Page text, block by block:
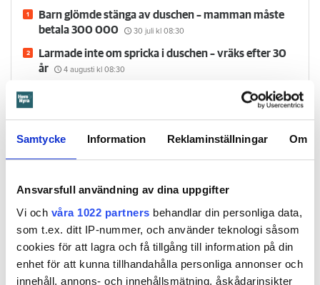
Samtycke Information Reklaminställningar Om
Ansvarsfull användning av dina uppgifter
Vi och våra 1022 partners behandlar din personliga data,
som t.ex. ditt IP-nummer, och använder teknologi såsom
cookies för att lagra och få tillgång till information på din
enhet för att kunna tillhandahålla personliga annonser och
innehåll, annons- och innehållsmätning, åskådarinsikter
Barn glömde stänga av duschen – mamman måste
betala 300 000
30 juli kl 08:30
Larmade inte om spricka i duschen – vräks efter 30
år
4 augusti kl 08:30
”Visste inte att man måste ändra adress” – kvinna
höjde priset på grund av bilköer
kl 09:30
29 juli kl 08:30